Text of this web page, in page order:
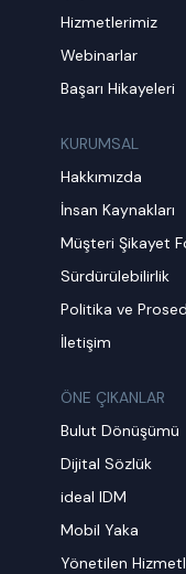
Hizmetlerimiz
Webinarlar
Başarı Hikayeleri
KURUMSAL
Hakkımızda
İnsan Kaynakları
Müşteri Şikayet
Sürdürülebilirlik
Politika ve
İletişim
ÖNE ÇIKANLAR
Bulut Dönüşümü
Dijital Sözlük
ideal IDM
Mobil Yaka
Yönetilen